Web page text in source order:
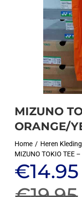
MIZUNO
ORANGE/
Home Heren Kleding
MIZUNO TOKIO TEE
€14.95